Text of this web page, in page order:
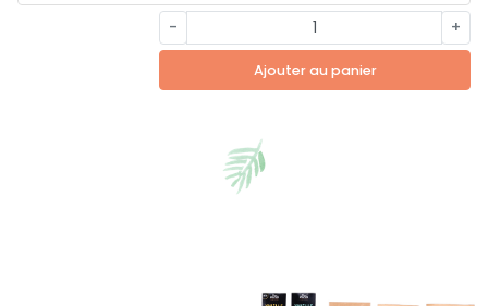
- +
Ajouter au panier